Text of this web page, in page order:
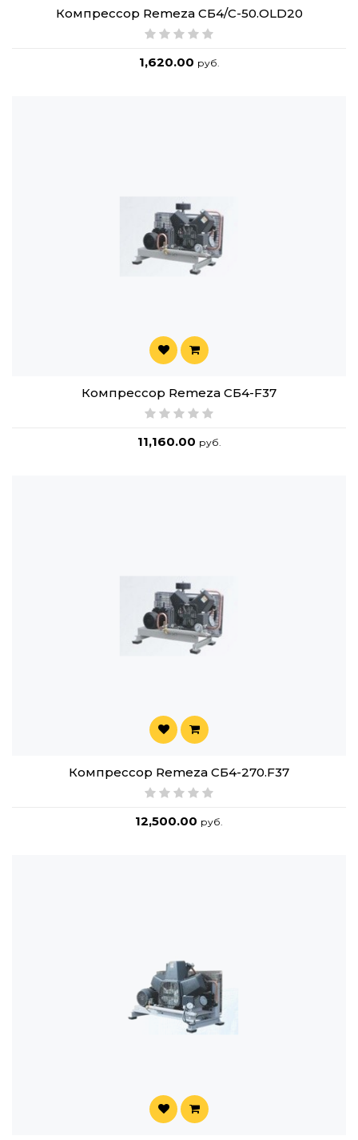
Компрессор Remeza СБ4/C-50.OLD20
1,620.00 руб.
Компрессор Remeza СБ4-F37
11,160.00 руб.
Компрессор Remeza СБ4-270.F37
12,500.00 руб.